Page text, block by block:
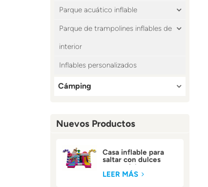
Parque acuático inflable
Parque de trampolines inflables de
interior
Inflables personalizados
Cámping
Nuevos Productos
Casa inflable para
saltar con dulces
comerciales para
niños
LEER MÁS